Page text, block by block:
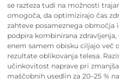
se razteza tudi na možnosti
omogoča, da optimizirajo čas
zahteve posameznega območja
podpira kombinirana
enem samem obisku ciljajo več
rezultate oblikovanja telesa.
učinkovitost naprave pri
maščobnih usedlin za 20–25 %